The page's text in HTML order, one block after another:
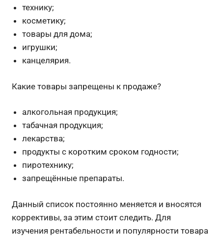
технику;
косметику;
товары для дома;
игрушки;
канцелярия.
Какие товары запрещены к продаже?
алкогольная продукция;
табачная продукция;
лекарства;
продукты с коротким сроком годности;
пиротехнику;
запрещённые препараты.
Данный список постоянно меняется и вносятся
коррективы, за этим стоит следить. Для
изучения рентабельности и популярности товара